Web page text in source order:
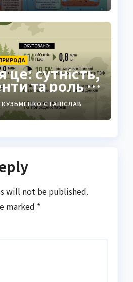
це: сутність,
та роль у
КУЗЬМЕНКО СТАНІСЛАВ
will not be published.
marked *